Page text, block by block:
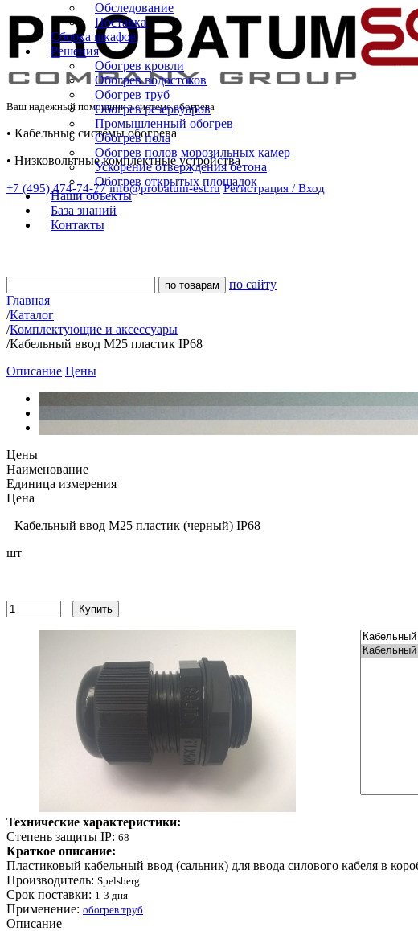
Ваш надежный помощник в системе обогрева
• Кабельные системы обогрева
• Низковольтные комплектные устройства
+7 (495) 474-74-77 info@probatum-est.ru Регистрация / Вход
Обследование
Поставка
Сборка шкафов
Решения
Обогрев кровли
Обогрев водостоков
Обогрев труб
Обогрев резервуаров
Промышленный обогрев
Обогрев пола
Обогрев полов морозильных камер
Ускорение отверждения бетона
Обогрев открытых площадок
Наши объекты
База знаний
Контакты
по сайту
Главная
/Каталог
/Комплектующие и аксессуары
/Кабельный ввод М25 пластик IP68
Описание Цены
Цены
Наименование
Единица измерения
Цена
Кабельный ввод М25 пластик (черный) IP68
шт
Купить
Технические характеристики:
Степень защиты IP: 68
Краткое описание:
Пластиковый кабельный ввод (сальник) для ввода силового кабеля в
Производитель: Spelsberg
Срок поставки: 1-3 дня
Применение: обогрев труб
Описание